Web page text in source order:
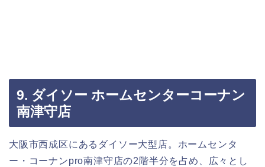
9. ダイソー ホームセンターコーナン
南津守店
大阪市西成区にあるダイソー大型店。ホームセンタ
ー・コーナンpro南津守店の2階半分を占め、広々とし